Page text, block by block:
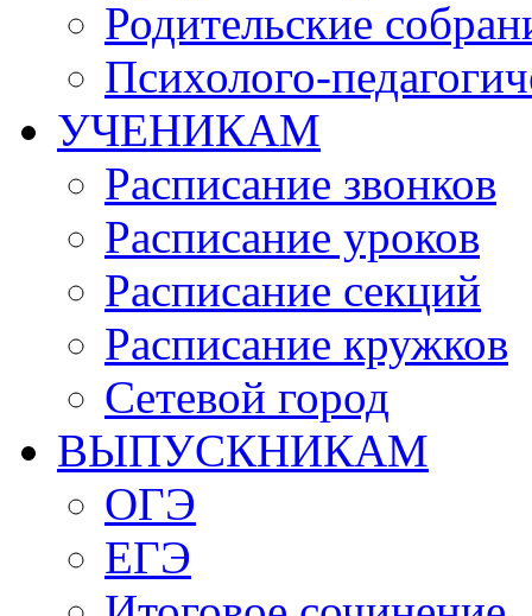
Родительские
Психолого-
УЧЕНИКАМ
Расписание звонков
Расписание уроков
Расписание секций
Расписание кружков
Сетевой город
ВЫПУСКНИКАМ
ОГЭ
ЕГЭ